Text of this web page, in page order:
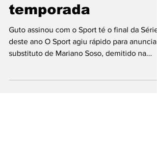
temporada
Guto assinou com o Sport té o final da Série
deste ano O Sport agiu rápido para anunciar
substituto de Mariano Soso, demitido na...